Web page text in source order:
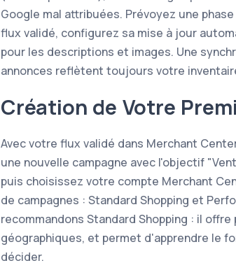
Google mal attribuées. Prévoyez une
flux validé, configurez sa mise à jour
pour les descriptions et images. Une
annonces reflètent toujours votre
Création de Votre
Avec votre flux validé dans Merchant
une nouvelle campagne avec l'objectif
puis choisissez votre compte Merchant
de campagnes : Standard Shopping et
recommandons Standard Shopping : il
géographiques, et permet d'apprendre le
décider.